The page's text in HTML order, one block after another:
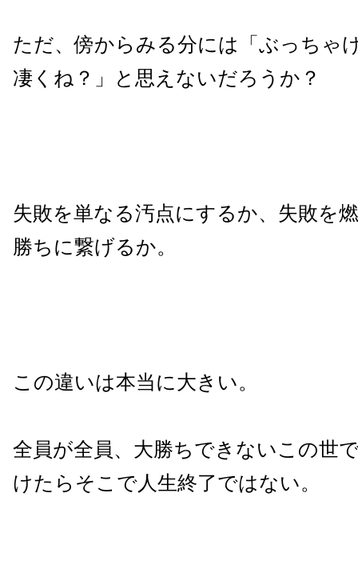
ただ、傍からみる分には「ぶっちゃ
凄くね？」と思えないだろうか？
失敗を単なる汚点にするか、失敗を
勝ちに繋げるか。
この違いは本当に大きい。
全員が全員、大勝ちできないこの世
けたらそこで人生終了ではない。